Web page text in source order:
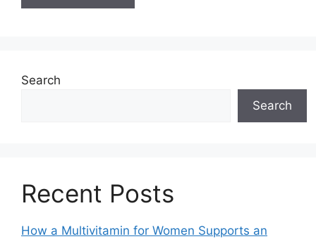
Search
Search
Recent Posts
How a Multivitamin for Women Supports an